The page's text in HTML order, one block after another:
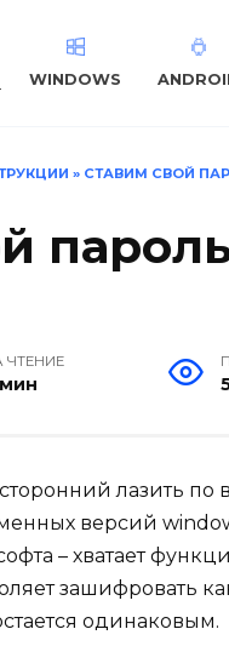
WINDOWS
» СТАВИМ СВОЙ
ЧТЕНИЕ
лазить
версий
– хватает
зашифровать
одинаковым.